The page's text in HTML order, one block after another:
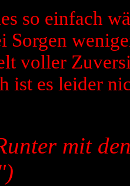
so einfach
Sorgen
voller
ist es leider
mit